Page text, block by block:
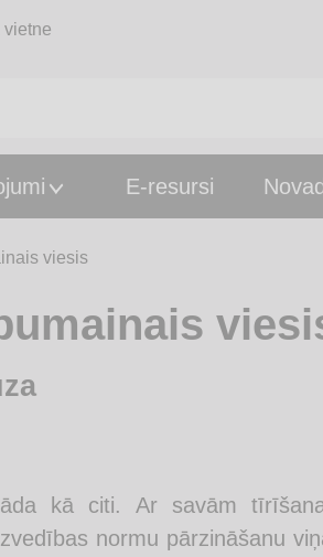
vietne
E-resursi
viesis
kā citi. Ar savām
normu pārzināšanu